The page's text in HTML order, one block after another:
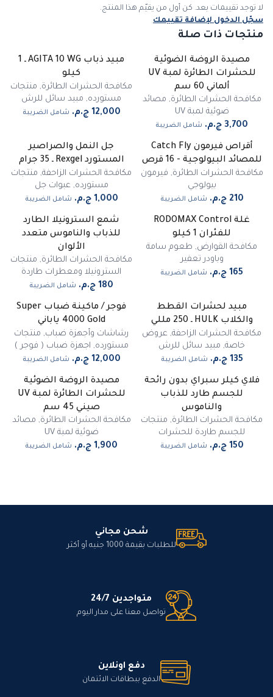
لا توجد تقييمات بعد. كن أول من يقيّم هذا المنتج.
سجّل الدخول لإضافة تقييمك
منتجات ذات صلة
مصيدة الروضة الضوئية
للحشرات الطائرة لمبة UV
ألماني 60 سم
مكافحة الحشرات الطائرة, مصائد
ضوئية لمبة UV
شامل الضريبة
مبيد ذباب AGITA 10 WG ـ 1
كيلو
مكافحة الحشرات الطائرة, منتجات
مستورده, مبيد سائل للرش
شامل الضريبة
أقراص فيرمون Catch Fly
للمصائد البيولوجية - 16 قرص
مكافحة الحشرات الطائرة, فيرمون
بيولوجي
شامل الضريبة
غير متوفر
جل النمل والصراصير
المستورد Rexgel ـ 35 جرام
مكافحة الحشرات الزاحفة, منتجات
مستورده,عبوات جل
شامل الضريبة
غلة RODOMAX Control
للفئران 1 كيلو
مكافحة القوارض, طعوم سامة
وباودر تعفير
شامل الضريبة
شمع السترونيلا الطارد
للذباب والناموس متعدد
الألوان
مكافحة الحشرات الطائرة, منتجات
السترونيلا ومعطرات طاردة
شامل الضريبة
مبيد لحشرات القطط
والكلاب HULK ـ 250 مللي
مكافحة الحشرات الزاحفة, عروض
خاصة, مبيد سائل للرش
شامل الضريبة
غير متوفرفوجر / ماكينة ضباب Super
4000 Gold ياباني
رشاشات وأجهزة ضباب, منتجات
مستورده, اجهزة ضباب ( فوجر )
شامل الضريبة
فلاي كيلر سبراي بدون رائحة
للجسم طارد للذباب
والناموس
مكافحة الحشرات الطائرة, منتجات
للجسم طاردة للحشرات
شامل الضريبة
مصيدة الروضة الضوئية
للحشرات الطائرة لمبة UV
صيني 45 سم
مكافحة الحشرات الطائرة, مصائد
ضوئية لمبة UV
شامل الضريبة
شحن مجاني
للطلبات بقيمة 1000 جنيه أو أكثر
متواجدين 24/7
تواصل معنا على مدار اليوم
دفع اونلاين
الدفع ببطاقات الائتمان